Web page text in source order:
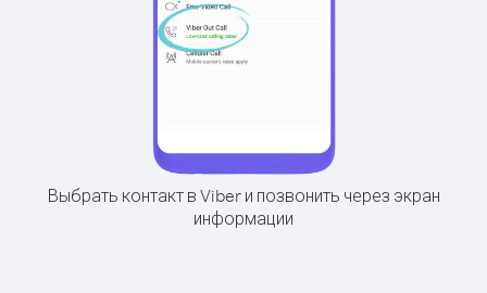
Выбрать контакт в Viber и позвонить через экран
информации